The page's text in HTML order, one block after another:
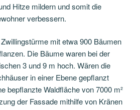
Hitze mildern und somit die
verbessern.
mit etwa 900 Bäumen
Die Bäume waren bei der
3 und 9 m hoch. Wären die
in einer Ebene gepflanzt
bepflanzte Waldfläche von 7000 m²
der Fassade mithilfe von Kränen